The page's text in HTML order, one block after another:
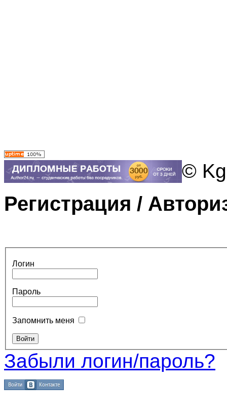
©
Регистрация /
Логин
Пароль
Запомнить меня
Забыли логин/пароль?